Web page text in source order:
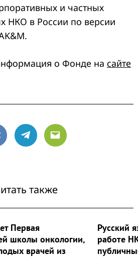
и частных
НКО в России по версии
о Фонде на сайте
Telegram
Email
также
Первая
школы онкологии,
врачей из
Русский
работе